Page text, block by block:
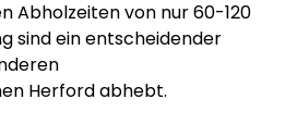
Abholzeiten von nur 60-120
sind ein entscheidender
Herford abhebt.